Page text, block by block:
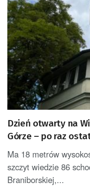
Dzień otwarty na
Górze – po raz
Ma 18 metrów
szczyt wiedzie 86
Braniborskiej,...